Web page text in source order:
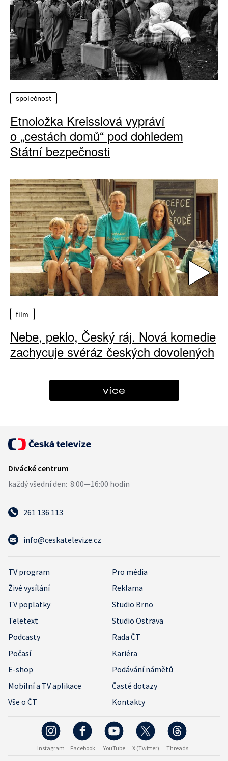
společnost
Etnoložka Kreisslová vypráví
o „cestách domů“ pod dohledem
Státní bezpečnosti
film
Nebe, peklo, Český ráj. Nová komedie
zachycuje svéráz českých dovolených
více
261 136 113
info@ceskatelevize.cz
TV program
Pro média
Živé vysílání
Reklama
TV poplatky
Studio Brno
Teletext
Studio Ostrava
Podcasty
Rada ČT
Počasí
Kariéra
E-shop
Podávání námětů
Mobilní a TV aplikace
Časté dotazy
Vše o ČT
Kontakty
Instagram Facebook YouTube X (Twitter) Threads